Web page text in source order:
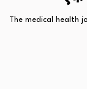
The medical health